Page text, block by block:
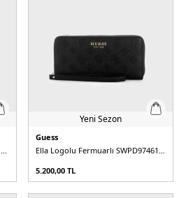
Laurel Logolu SWSG7459145 Kadın Cüzdan
Yeni Sezon
Guess
Ella Logolu Fermuarlı SWPD9746146 Kadın Cüzdan
5.200,00 TL